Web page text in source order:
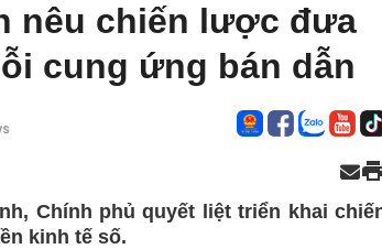
nêu chiến lược đưa
cung ứng bán dẫn
Chính phủ quyết liệt triển khai
kinh tế số.